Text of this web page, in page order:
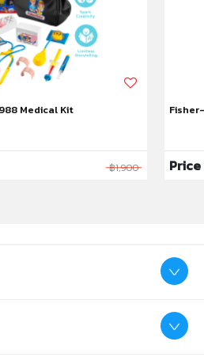
ส่วนออกจากกัน ชิ้นส่วนมีขนาดเล็ก
ของผู้ปกครอง หรือผู้เชี่ยวชาญ ไม่
Medical Kit
฿1,900